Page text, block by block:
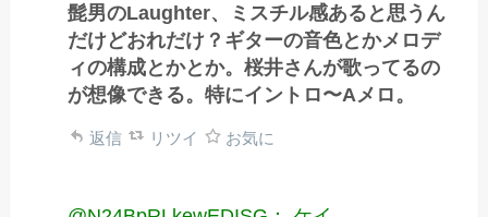
髭男のLaughter、ミスチル感あると思うん
だけどおれだけ？ギターの音色とかメロデ
ィの構成とかとか。桜井さんが歌ってるの
が想像できる。特にイントロ〜Aメロ。
返信 リツイ お気に